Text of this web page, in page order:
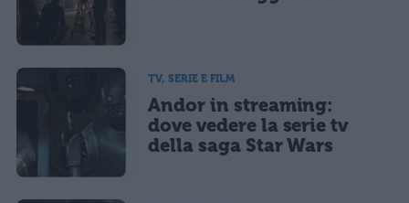
TV, SERIE E FILM
Andor in streaming:
dove vedere la serie tv
della saga Star Wars